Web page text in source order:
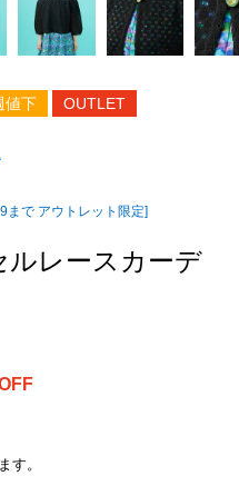
値下 OUTLET
まで アウトレット限定]
ルレースカーデ
す。